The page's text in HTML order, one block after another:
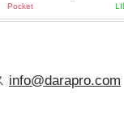
Pocket
めます。
info@darapro.com